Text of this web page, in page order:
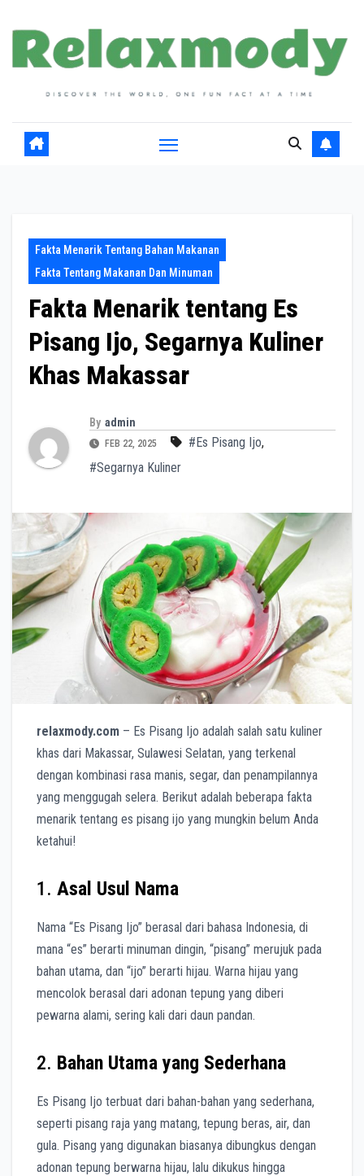
content
Fakta Menarik Tentang Bahan Makanan
Fakta Tentang Makanan Dan Minuman
Fakta Menarik tentang Es
Pisang Ijo, Segarnya Kuliner
Khas Makassar
By admin
FEB 22, 2025 #Es Pisang Ijo,
#Segarnya Kuliner
relaxmody.com – Es Pisang Ijo adalah salah satu kuliner
khas dari Makassar, Sulawesi Selatan, yang terkenal
dengan kombinasi rasa manis, segar, dan penampilannya
yang menggugah selera. Berikut adalah beberapa fakta
menarik tentang es pisang ijo yang mungkin belum Anda
ketahui!
1. Asal Usul Nama
Nama “Es Pisang Ijo” berasal dari bahasa Indonesia, di
mana “es” berarti minuman dingin, “pisang” merujuk pada
bahan utama, dan “ijo” berarti hijau. Warna hijau yang
mencolok berasal dari adonan tepung yang diberi
pewarna alami, sering kali dari daun pandan.
2. Bahan Utama yang Sederhana
Es Pisang Ijo terbuat dari bahan-bahan yang sederhana,
seperti pisang raja yang matang, tepung beras, air, dan
gula. Pisang yang digunakan biasanya dibungkus dengan
adonan tepung berwarna hijau, lalu dikukus hingga